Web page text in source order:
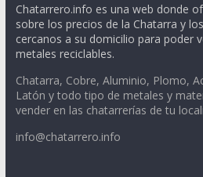
Chatarrero.info es una web donde
sobre los precios de la Chatarra y
cercanos a su domicilio para poder
metales reciclables.
Chatarra, Cobre, Aluminio, Plomo,
Latón y todo tipo de metales y
vender en las chatarrerías de tu
info@chatarrero.info